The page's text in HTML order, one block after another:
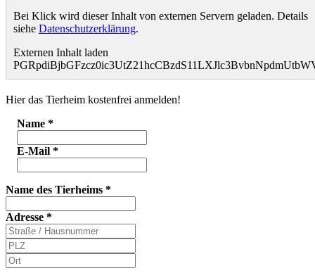
Bei Klick wird dieser Inhalt von externen Servern geladen. Details
siehe Datenschutzerklärung.
Externen Inhalt laden
Hier das Tierheim kostenfrei anmelden!
Name *
E-Mail *
Name des Tierheims *
Adresse *